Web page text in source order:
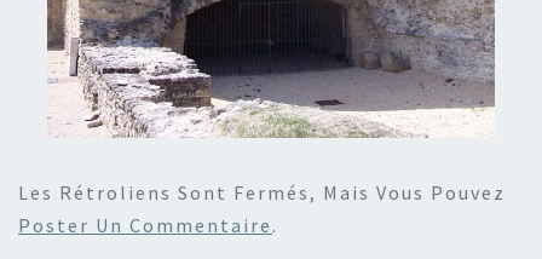
Les Rétroliens Sont Fermés, Mais Vous Pouvez
Poster Un Commentaire .